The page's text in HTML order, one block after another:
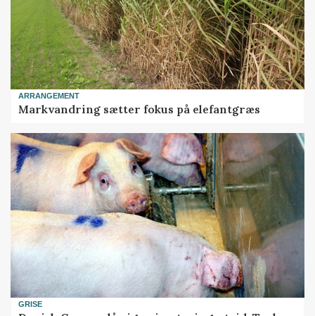
ARRANGEMENT
Markvandring sætter fokus på elefantgræs
GRISE